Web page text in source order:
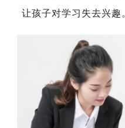
让孩子对学习失去兴趣。